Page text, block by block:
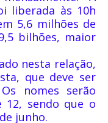
liberada às 10h
5,6 milhões de
bilhões, maior
nesta relação,
que deve ser
nomes serão
12, sendo que o
junho.